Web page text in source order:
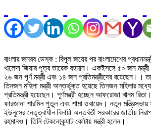
বাংলার জনরব ডেস্ক : বিপুল জয়ের পর বাংলাদেশের
খালেদা জিয়ার পুত্র তারেক রহমান। একইসঙ্গে ৫০ জন
২৬ জন পূর্ণ মন্ত্রী এবং ১৪ জন প্রতিমন্ত্রীদের রয়েছেন।।
তিনজন মহিলা মন্ত্রী অন্তর্ভুক্ত হয়েছে তিনজন মহিলার
প্রতিমন্ত্রী হয়েছেন। পূর্ণমন্ত্রী হচ্ছেন আফরোজা খানম
ফারজানা শারমিন পুতুল এবং শামা ওবায়েদ। নতুন মন্ত্রিসভায়
ইউনূসের নেতৃত্বাধীন বিদায়ী অন্তর্বর্তী সরকারের জাতীয়
রহমানও। তিনি টেকনোক্র্যাট কোটায় মন্ত্রী হলেন।